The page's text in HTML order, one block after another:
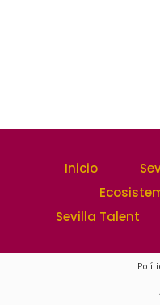
Inicio
Sevilla Talent